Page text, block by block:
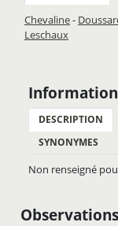
Chevaline-
Leschaux
DESCRIPTION
SYNONYMES
Non renseigné